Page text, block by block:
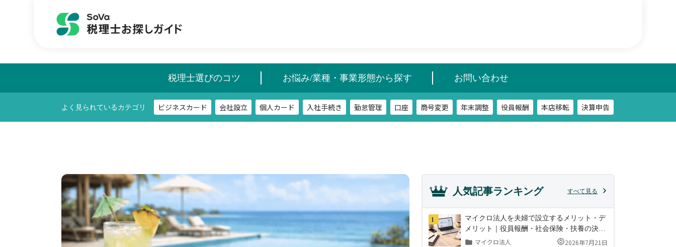
税理士選びのコツ お悩み/業種・事業形態から探す お問い合わせ
よく見られているカテゴリ ビジネスカード 会社設立 個人カード 入社手続き 勤怠管理 口座 商号変更 年末調整 役員報酬 本店移転 決算申告
よく見られているカテゴリ
人気記事ランキング すべて見る
1
マイクロ法人を夫婦で設立するメリット・デ
メリット｜役員報酬・社会保険・扶養の決め
方 マイクロ法人 2026年7月21日